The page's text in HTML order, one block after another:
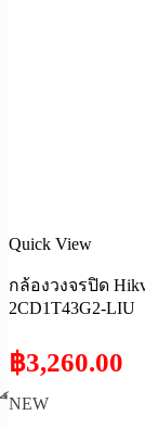
Quick View
กล้องวงจรปิด
2CD1T43G2-LIU
฿3,260.00
ื์NEW